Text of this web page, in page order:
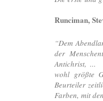
Runciman,
“Dem
der
Antichrist, ...
wohl größte
Beurteiler
Farben, mit